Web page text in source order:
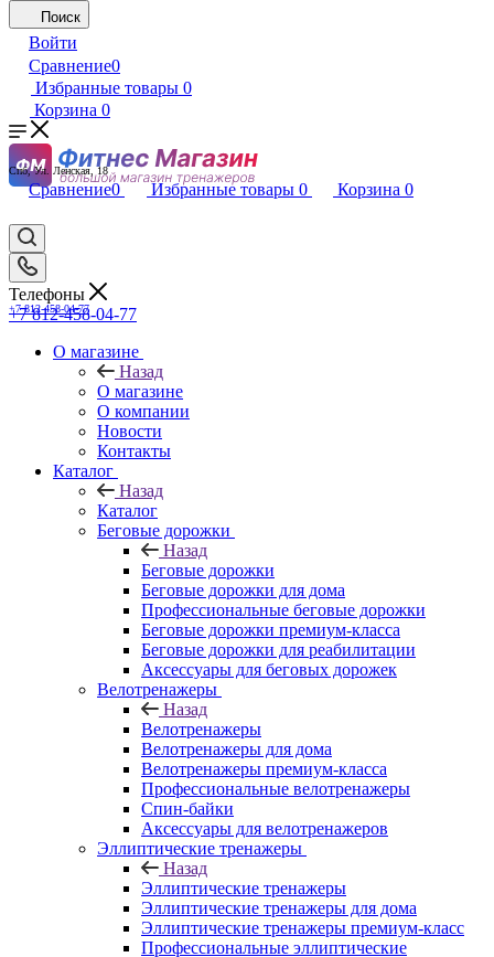
Поиск
Войти
Сравнение0
Избранные товары 0
Корзина 0
Спб, Ул. Ленская, 18
Сравнение0 Избранные товары 0 Корзина 0
+7 812-458-04-77
Телефоны
+7 812-458-04-77
О магазине
Назад
О магазине
О компании
Новости
Контакты
Каталог
Назад
Каталог
Беговые дорожки
Назад
Беговые дорожки
Беговые дорожки для дома
Профессиональные беговые дорожки
Беговые дорожки премиум-класса
Беговые дорожки для реабилитации
Аксессуары для беговых дорожек
Велотренажеры
Назад
Велотренажеры
Велотренажеры для дома
Велотренажеры премиум-класса
Профессиональные велотренажеры
Спин-байки
Аксессуары для велотренажеров
Эллиптические тренажеры
Назад
Эллиптические тренажеры
Эллиптические тренажеры для дома
Эллиптические тренажеры премиум-класс
Профессиональные эллиптические